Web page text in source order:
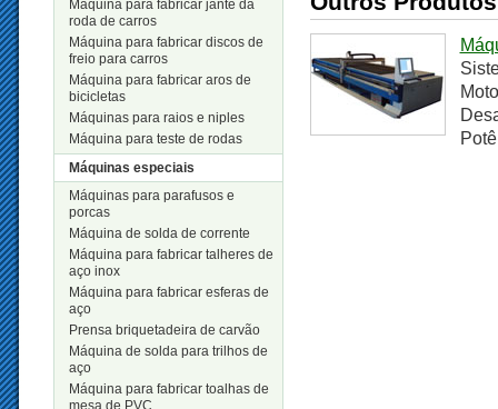
Máquina para fabricar jante da
roda de carros
Máquina para fabricar discos de
freio para carros
Máquina para fabricar aros de
bicicletas
Máquinas para raios e niples
Máquina para teste de rodas
Máquinas especiais
Máquinas para parafusos e
porcas
Máquina de solda de corrente
Máquina para fabricar talheres de
aço inox
Máquina para fabricar esferas de
aço
Prensa briquetadeira de carvão
Máquina de solda para trilhos de
aço
Máquina para fabricar toalhas de
mesa de PVC